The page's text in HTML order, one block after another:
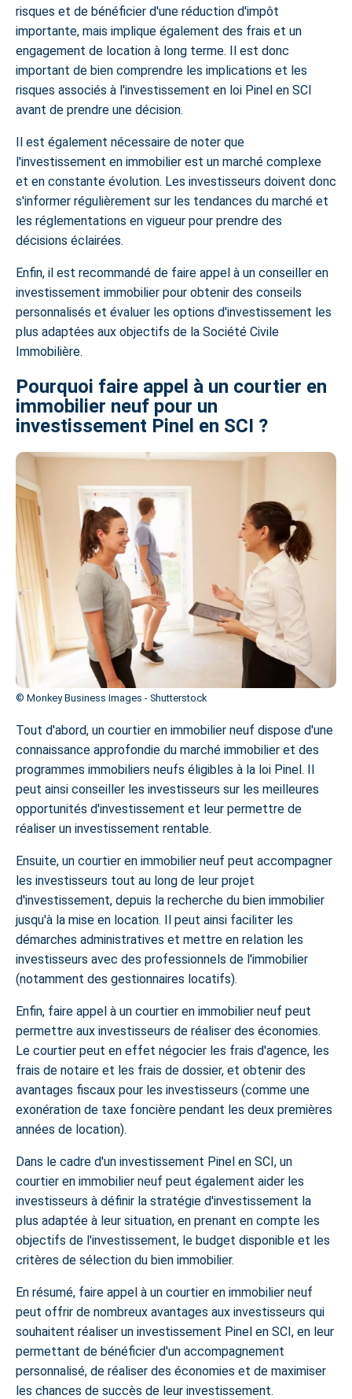
risques et de bénéficier d'une réduction d'impôt
importante, mais implique également des frais et un
engagement de location à long terme. Il est donc
important de bien comprendre les implications et les
risques associés à l'investissement en loi Pinel en SCI
avant de prendre une décision.
Il est également nécessaire de noter que
l'investissement en immobilier est un marché complexe
et en constante évolution. Les investisseurs doivent donc
s'informer régulièrement sur les tendances du marché et
les réglementations en vigueur pour prendre des
décisions éclairées.
Enfin, il est recommandé de faire appel à un conseiller en
investissement immobilier pour obtenir des conseils
personnalisés et évaluer les options d'investissement les
plus adaptées aux objectifs de la Société Civile
Immobilière.
Pourquoi faire appel à un courtier en
immobilier neuf pour un
investissement Pinel en SCI ?
© Monkey Business Images - Shutterstock
Tout d'abord, un courtier en immobilier neuf dispose d'une
connaissance approfondie du marché immobilier et des
programmes immobiliers neufs éligibles à la loi Pinel. Il
peut ainsi conseiller les investisseurs sur les meilleures
opportunités d'investissement et leur permettre de
réaliser un investissement rentable.
Ensuite, un courtier en immobilier neuf peut accompagner
les investisseurs tout au long de leur projet
d'investissement, depuis la recherche du bien immobilier
jusqu'à la mise en location. Il peut ainsi faciliter les
démarches administratives et mettre en relation les
investisseurs avec des professionnels de l'immobilier
(notamment des gestionnaires locatifs).
Enfin, faire appel à un courtier en immobilier neuf peut
permettre aux investisseurs de réaliser des économies.
Le courtier peut en effet négocier les frais d'agence, les
frais de notaire et les frais de dossier, et obtenir des
avantages fiscaux pour les investisseurs (comme une
exonération de taxe foncière pendant les deux premières
années de location).
Dans le cadre d'un investissement Pinel en SCI, un
courtier en immobilier neuf peut également aider les
investisseurs à définir la stratégie d'investissement la
plus adaptée à leur situation, en prenant en compte les
objectifs de l'investissement, le budget disponible et les
critères de sélection du bien immobilier.
En résumé, faire appel à un courtier en immobilier neuf
peut offrir de nombreux avantages aux investisseurs qui
souhaitent réaliser un investissement Pinel en SCI, en leur
permettant de bénéficier d'un accompagnement
personnalisé, de réaliser des économies et de maximiser
les chances de succès de leur investissement.